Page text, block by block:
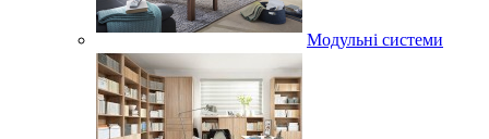
Модульні системи